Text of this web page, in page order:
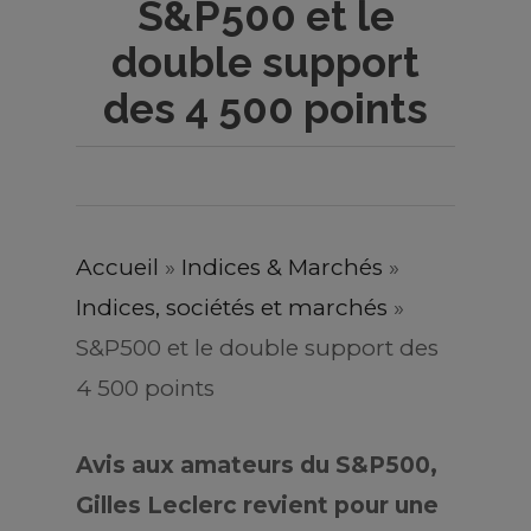
S&P500 et le
double support
des 4 500 points
Accueil » Indices & Marchés »
Indices, sociétés et marchés »
S&P500 et le double support des
4 500 points
Avis aux amateurs du S&P500,
Gilles Leclerc revient pour une